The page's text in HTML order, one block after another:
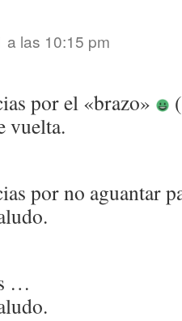
a las 10:15 pm
por el «brazo»
vuelta.
por no aguantar
…